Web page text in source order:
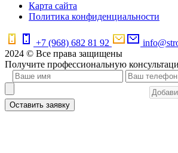
Карта сайта
Политика конфиденциальности
+7 (968) 682 81 92
2024 © Все права защищены
Получите профессиональную
Оставить заявку